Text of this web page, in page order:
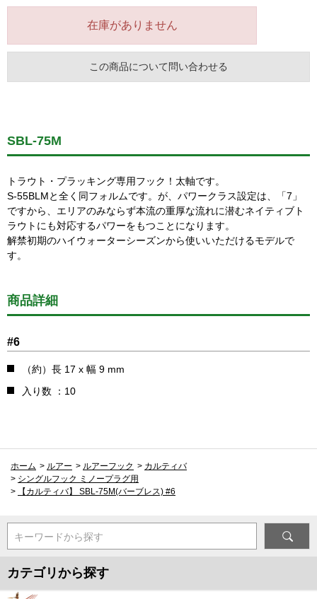
在庫がありません
この商品について問い合わせる
SBL-75M
トラウト・プラッキング専用フック！太軸です。
S-55BLMと全く同フォルムです。が、パワークラス設定は、「7」
ですから、エリアのみならず本流の重厚な流れに潜むネイティブト
ラウトにも対応するパワーをもつことになります。
解禁初期のハイウォーターシーズンから使いいただけるモデルで
す。
商品詳細
#6
（約）長 17 x 幅 9 mm
入り数 ：10
ホーム > ルアー > ルアーフック > カルティバ
> シングルフック ミノープラグ用
>
【カルティバ】 SBL-75M(バーブレス) #6
キーワードから探す
カテゴリから探す